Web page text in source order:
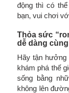
động thì có
bạn, vui chơi
Thỏa sức
dễ dàng
Hãy tận hưởng
khám phá thế
sống bằng
không lên